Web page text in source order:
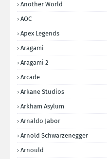
Another World
AOC
Apex Legends
Aragami
Aragami 2
Arcade
Arkane Studios
Arkham Asylum
Arnaldo Jabor
Arnold Schwarzenegger
Arnould